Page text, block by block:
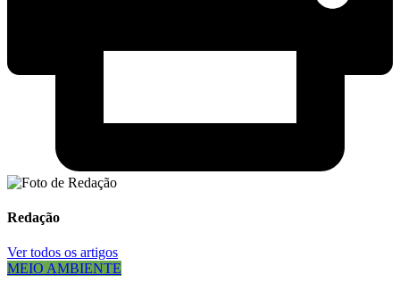
Redação
Ver todos os artigos
MEIO AMBIENTE